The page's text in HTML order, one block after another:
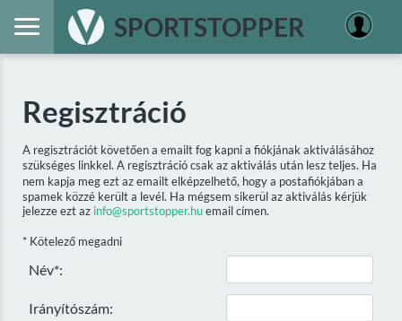
SPORTSTOPPER
Regisztráció
A regisztrációt követően a emailt fog kapni a fiókjának aktiválásához
szükséges linkkel. A regisztráció csak az aktiválás után lesz teljes. Ha
nem kapja meg ezt az emailt elképzelhető, hogy a postafiókjában a
spamek közzé került a levél. Ha mégsem sikerül az aktiválás kérjük
jelezze ezt az info@sportstopper.huemail címen.
* Kötelező megadni
Név*:
Irányítószám: